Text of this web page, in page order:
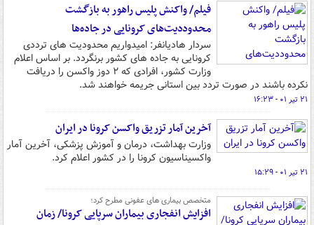
فیلم/ واکنش پلیس راهور به بازگشت
محدوددیت‌های کرونایی در جاده‌ها
سردار هادیانفر: امیدواریم محدودیت های ترددی
کرونایی به جاده های کشور برنگردد. بر اساس اعلام
وزارت کشور، افرادی که ٢ دوز واکسن را دریافت
نکرده باشند در صورت تردد بین استانی جریمه خواهند شد.
۲۱ تیر ۰۱ - ۱۶:۲۳
آخرین آمار تزریق واکسن کرونا در ایران
وزارت بهداشت، درمان و آموزش پزشکی، آخرین آمار
واکسیناسیون کرونا را در کشور اعلام کرد.
۲۱ تیر ۰۱ - ۱۵:۲۹
متخصص بیماری های عفونی مطرح کرد؛
افزایش انفجاری بیماران سرپایی کرونا/ زمان